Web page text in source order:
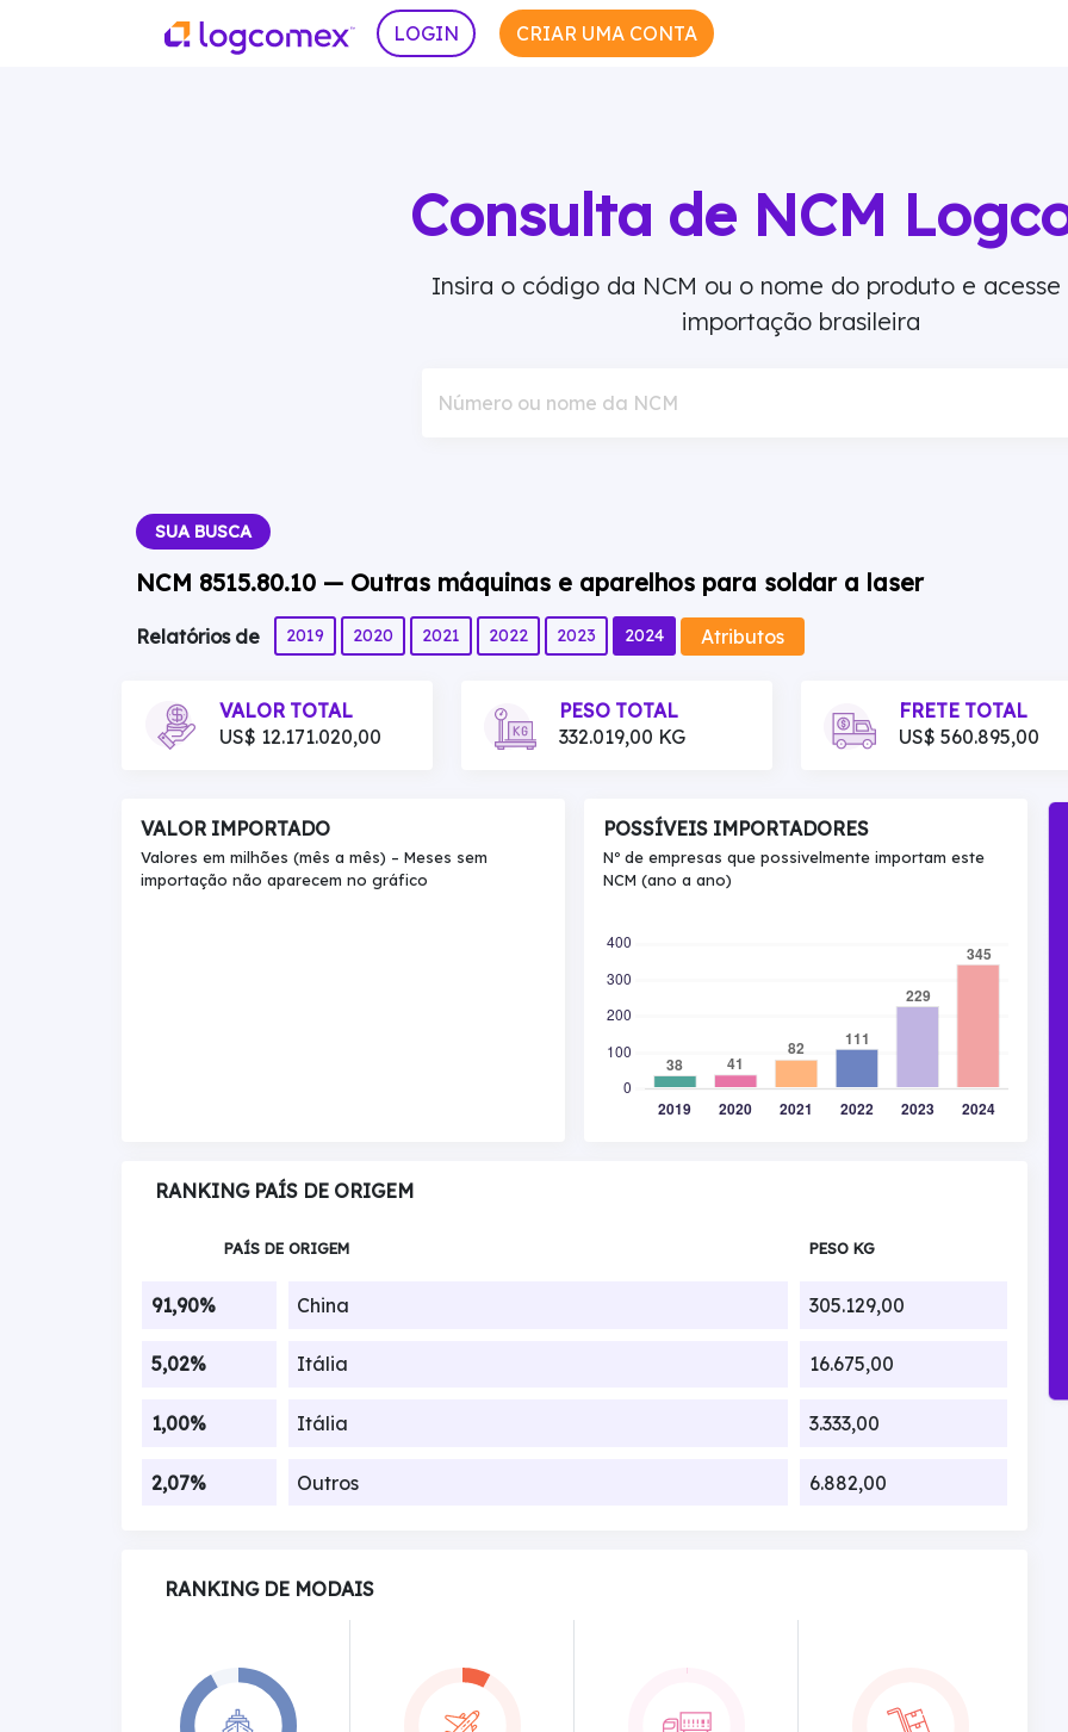
LOGIN CRIAR UMA CONTA
Consulta de NCM
Insira o código da NCM ou o nome do produto e acesse
importação brasileira
Número ou nome da NCM
SUA BUSCA
NCM 8515.80.10 — Outras máquinas e aparelhos para soldar a laser
Relatórios de 2019 2020 2021 2022 2023 2024 Atributos
VALOR TOTAL
US$ 12.171.020,00
PESO TOTAL
332.019,00 KG
FRETE TOTAL
US$ 560.895,00
VALOR IMPORTADO
Valores em milhões (mês a mês) – Meses sem
importação não aparecem no gráfico
POSSÍVEIS IMPORTADORES
Nº de empresas que possivelmente importam este
NCM (ano a ano)
RANKING PAÍS DE ORIGEM
PAÍS DE ORIGEM PESO KG
91,90% China 305.129,00
5,02% Itália 16.675,00
1,00% Itália 3.333,00
2,07% Outros 6.882,00
RANKING DE MODAIS